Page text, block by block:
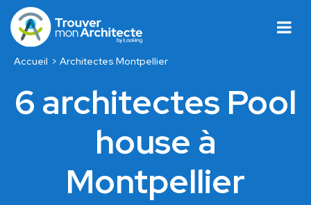
Accueil Architectes Montpellier
6 architectes Pool
house à
Montpellier